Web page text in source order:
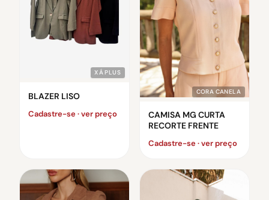
XÁ PLUS
BLAZER LISO
Cadastre-se · ver preço
CORA CANELA
CAMISA MG CURTA
RECORTE FRENTE
Cadastre-se · ver preço